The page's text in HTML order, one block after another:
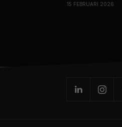
15 FEBRUARI 2026